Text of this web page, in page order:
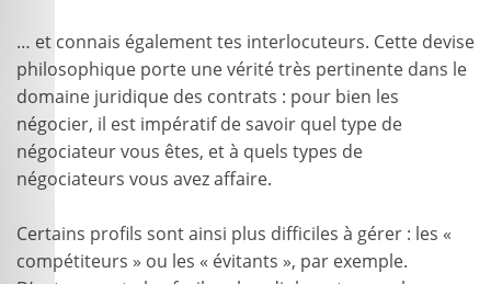
… et connais également tes interlocuteurs. Cette devise
philosophique porte une vérité très pertinente dans le
domaine juridique des contrats : pour bien les
négocier, il est impératif de savoir quel type de
négociateur vous êtes, et à quels types de
négociateurs vous avez affaire.
Certains profils sont ainsi plus difficiles à gérer : les «
compétiteurs » ou les « évitants », par exemple.